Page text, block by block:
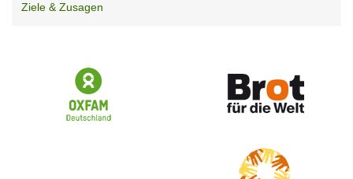
Ziele & Zusagen